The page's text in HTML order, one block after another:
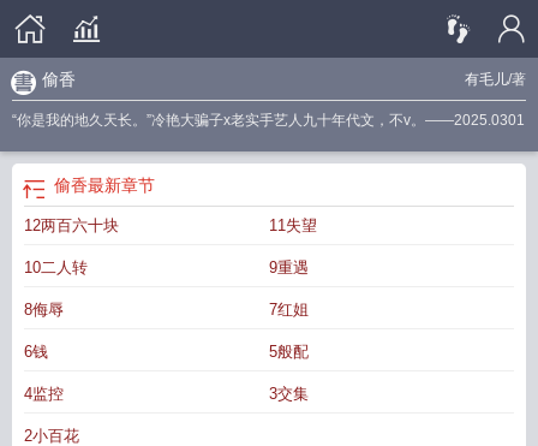
有毛儿/著
偷香
“你是我的地久天长。”冷艳大骗子x老实手艺人九十年代文，不v。——2025.0301
偷香最新章节
12两百六十块 11失望
10二人转 9重遇
8侮辱 7红姐
6钱 5般配
4监控 3交集
2小百花